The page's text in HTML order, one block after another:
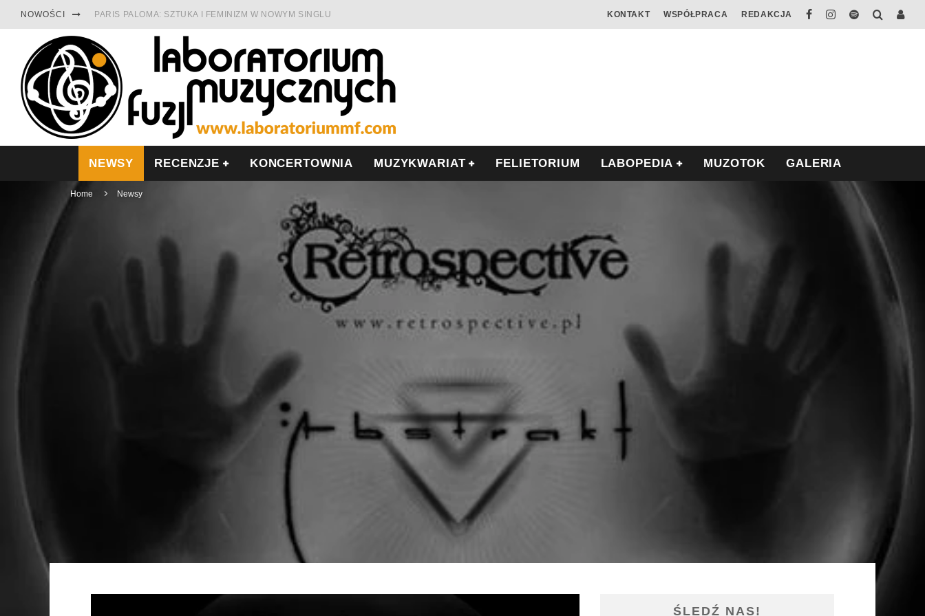
NOWOŚCI PARIS PALOMA: SZTUKA I FEMINIZM W NOWYM SINGLU
TABULA RASA Z SINGLEM DIAMENTY. SAMOTNOŚĆ I OPÓR
CINNAMON GUM MIĘDZY SOULEM A PAMIĘCIĄ
FRANCUSKI PROG METAL WEDŁUG DUALISIS
LESZEK KUŁAKOWSKI NAGRAŁ JAZZFONIĘ O POLSCE
KONTAKT WSPÓŁPRACA REDAKCJA
NEWSY RECENZJE KONCERTOWNIA MUZYKWARIAT FELIETORIUM LABOPEDIA MUZOTOK GALERIA
Home Newsy
ŚLEDŹ NAS!